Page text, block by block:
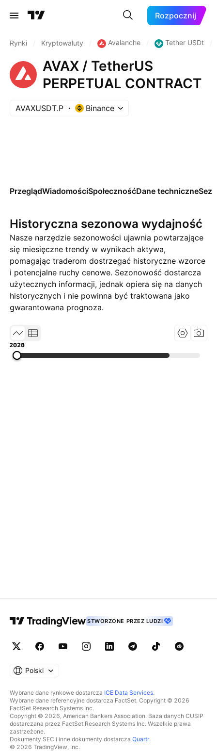
Rozpocznij
Rynki Kryptowaluty Avalanche Tether USDt
AVAX / TetherUS
PERPETUAL CONTRACT
AVAXUSDT.P Binance
PrzeglądWiadomościSpołecznośćDane techniczne
Historyczna sezonowa wydajność
Nasze narzędzie sezonowości ujawnia powtarzające
się miesięczne trendy w wynikach aktywa,
pomagając traderom dostrzegać historyczne wzorce
i potencjalne ruchy cenowe. Sezonowość dostarcza
użytecznych informacji, jednak opiera się na danych
historycznych i nie powinna być traktowana jako
gwarantowana prognoza.
2020
2023
2026
STWORZONE PRZEZ LUDZI
Polski
Wybrane dane rynkowe dostarcza ICE Data Services.
Wybrane dane referencyjne dostarcza FactSet. Copyright © 2026
FactSet Research Systems Inc.
Copyright © 2026, American Bankers Association. Baza danych CUSIP
dostarczana przez FactSet Research Systems Inc. Wszelkie prawa
zastrzeżone.
Dokumenty SEC i inne dokumenty dostarcza Quartr.
© 2026 TradingView, Inc.